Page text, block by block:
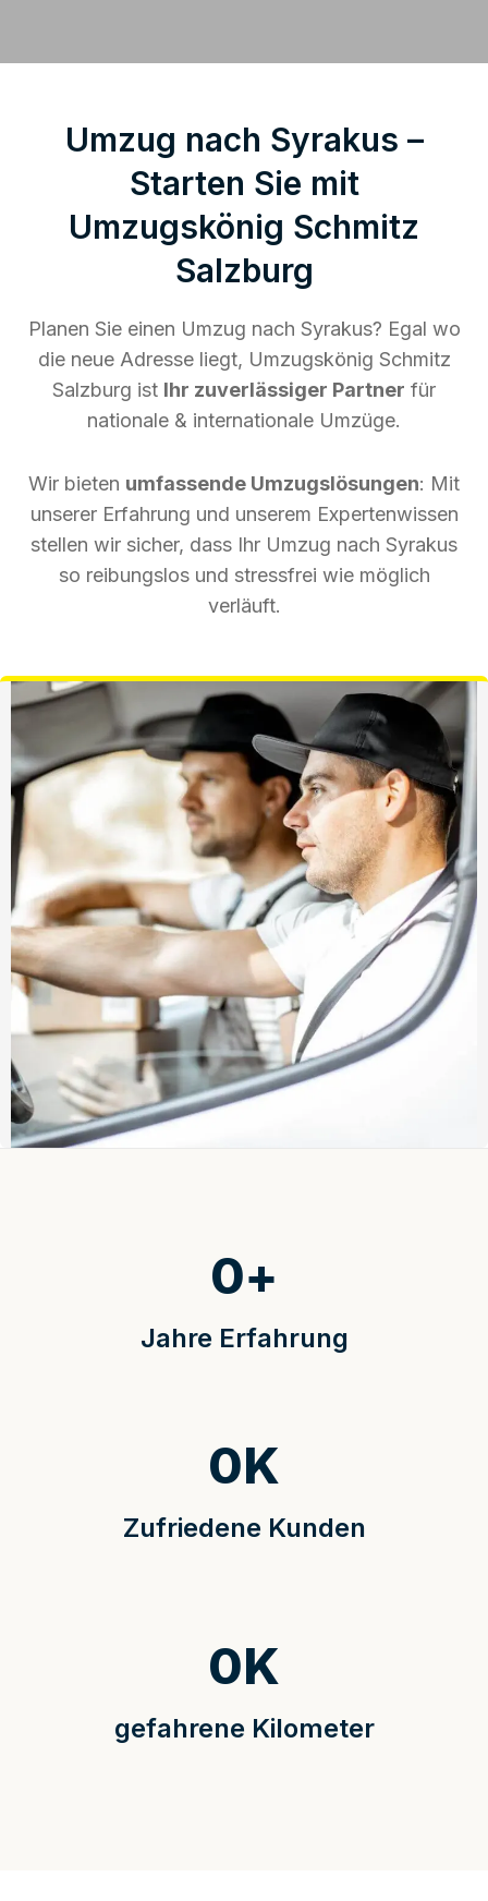
Umzug nach Syrakus –
Starten Sie mit
Umzugskönig Schmitz
Salzburg
Planen Sie einen Umzug nach Syrakus? Egal wo
die neue Adresse liegt, Umzugskönig Schmitz
Salzburg ist Ihr zuverlässiger Partner für
nationale & internationale Umzüge.
Wir bieten umfassende Umzugslösungen: Mit
unserer Erfahrung und unserem Expertenwissen
stellen wir sicher, dass Ihr Umzug nach Syrakus
so reibungslos und stressfrei wie möglich
verläuft.
Jahre Erfahrung
0+
Zufriedene Kunden
0K
gefahrene Kilometer
0K